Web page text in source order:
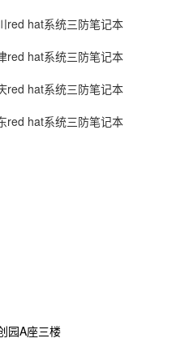
red hat系统三防笔记本
red hat系统三防笔记本
red hat系统三防笔记本
red hat系统三防笔记本
园A座三楼